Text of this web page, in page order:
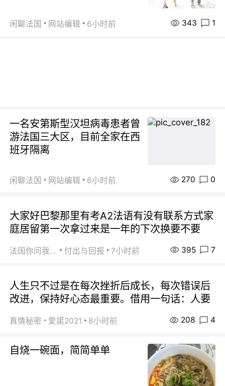
闲聊法国 网站编辑 6小时前 343 1
一名安第斯型汉坦病毒患者曾
游法国三大区，目前全家在西
班牙隔离
闲聊法国 网站编辑 6小时前 270 0
大家好巴黎那里有考A2法语有没有联系方式家
庭居留第一次拿过来是一年的下次换要不要
法国你问我答 付出与回报 7小时前 395 7
人生只不过是在每次挫折后成长，每次错误后
改进，保持好心态最重要。借用一句话：人要
真情秘密 愛諾2021 8小时前 208 4
自烧一碗面，简简单单